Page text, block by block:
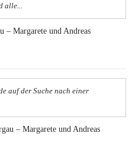
– Margarete und Andreas
auf der Suche nach einer
– Margarete und Andreas